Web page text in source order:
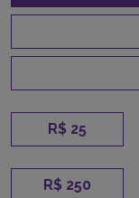
R$ 25
R$ 250